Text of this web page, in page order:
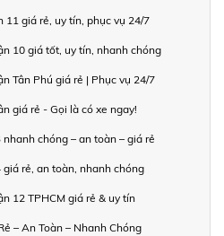
11 giá rẻ, uy tín, phục vụ 24/7
10 giá tốt, uy tín, nhanh chóng
Tân Phú giá rẻ | Phục vụ 24/7
giá rẻ - Gọi là có xe ngay!
chóng – an toàn – giá rẻ
rẻ, an toàn, nhanh chóng
12 TPHCM giá rẻ & uy tín
– An Toàn – Nhanh Chóng